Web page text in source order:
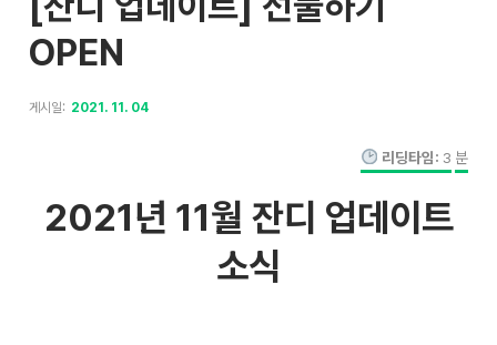
OPEN
게시일: 2021. 11. 04
리딩타임: 3 분
2021년 11월 잔디 업데이트
소식